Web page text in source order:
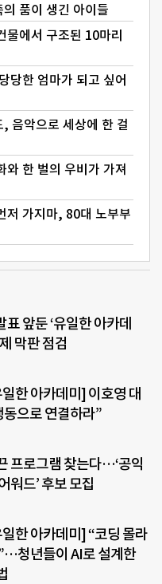
품이 생긴 아이들
물에서 구조된 10마리
당한 엄마가 되고 싶어
음악으로 세상에 한 걸
한 벌의 우비가 가져
저 가지마, 80대 노부부
앞둔 ‘유일한 아카데
막판 점검
한 아카데미] 이호영 대
동으로 연결하라”
프로그램 찾는다…‘공익
워드’ 후보 모집
한 아카데미] “코딩 몰라
청년들이 AI로 설계한